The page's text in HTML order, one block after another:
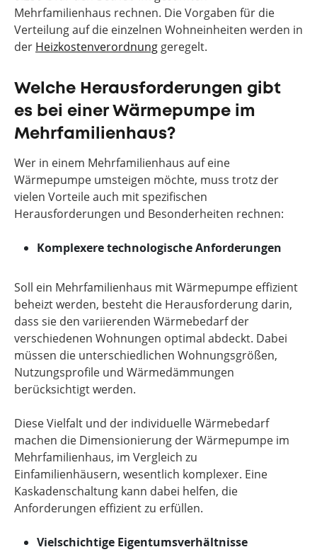
Mehrfamilienhaus rechnen. Die Vorgaben für die
Verteilung auf die einzelnen Wohneinheiten werden in
der Heizkostenverordnung geregelt.
Welche Herausforderungen gibt
es bei einer Wärmepumpe im
Mehrfamilienhaus?
Wer in einem Mehrfamilienhaus auf eine
Wärmepumpe umsteigen möchte, muss trotz der
vielen Vorteile auch mit spezifischen
Herausforderungen und Besonderheiten rechnen:
Komplexere technologische Anforderungen
Soll ein Mehrfamilienhaus mit Wärmepumpe effizient
beheizt werden, besteht die Herausforderung darin,
dass sie den variierenden Wärmebedarf der
verschiedenen Wohnungen optimal abdeckt. Dabei
müssen die unterschiedlichen Wohnungsgrößen,
Nutzungsprofile und Wärmedämmungen
berücksichtigt werden.
Diese Vielfalt und der individuelle Wärmebedarf
machen die Dimensionierung der Wärmepumpe im
Mehrfamilienhaus, im Vergleich zu
Einfamilienhäusern, wesentlich komplexer. Eine
Kaskadenschaltung kann dabei helfen, die
Anforderungen effizient zu erfüllen.
Vielschichtige Eigentumsverhältnisse